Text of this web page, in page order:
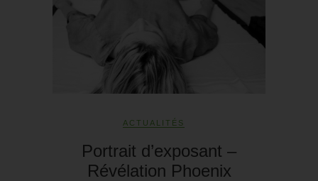
ACTUALITÉS
Portrait d’exposant –
Révélation Phoenix